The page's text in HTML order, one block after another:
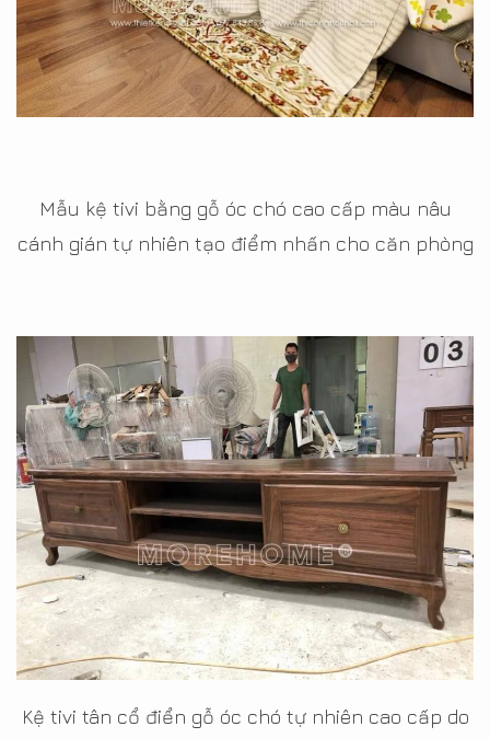
Mẫu kệ tivi bằng gỗ óc chó cao cấp màu nâu
cánh gián tự nhiên tạo điểm nhấn cho căn phòng
Kệ tivi tân cổ điển gỗ óc chó tự nhiên cao cấp do